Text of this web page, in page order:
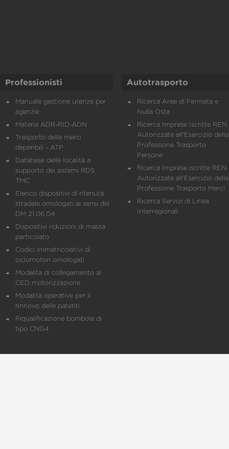
Professionisti
Manuale gestione utenze per
agenzie
Materia ADR-RID-ADN
Trasporto delle merci
deperibili - ATP
Database delle località a
supporto dei sistemi RDS
TMC
Elenco dispositivi di ritenuta
stradale omologati ai sensi del
DM 21.06.04
Dispositivi riduzioni di massa
particolato
Codici immatricolativi di
ciclomotori omologati
Modalità di collegamento al
CED motorizzazione
Modalità operative per il
rinnovo delle patenti
Riqualificazione bombole di
tipo CNG4
Autotrasporto
Ricerca Aree di Fermata e
Nulla Osta
Ricerca Imprese Iscritte REN
Autorizzate all'Esercizio della
Professione Trasporto
Persone
Ricerca Imprese iscritte REN
Autorizzate all'Esercizio della
Professione Trasporto Merci
Ricerca Servizi di Linea
Interregionali